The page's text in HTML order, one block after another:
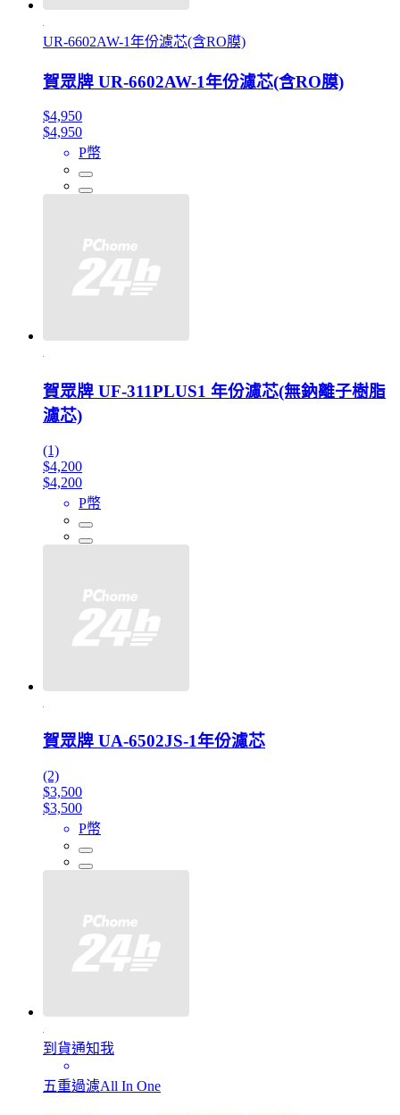
UR-6602AW-1年份濾芯(含RO膜)
賀眾牌 UR-6602AW-1年份濾芯(含RO膜)
$4,950
$4,950
P幣
賀眾牌 UF-311PLUS1 年份濾芯(無鈉離子樹脂
濾芯)
(1)
$4,200
$4,200
P幣
賀眾牌 UA-6502JS-1年份濾芯
(2)
$3,500
$3,500
P幣
到貨通知我
五重過濾All In One